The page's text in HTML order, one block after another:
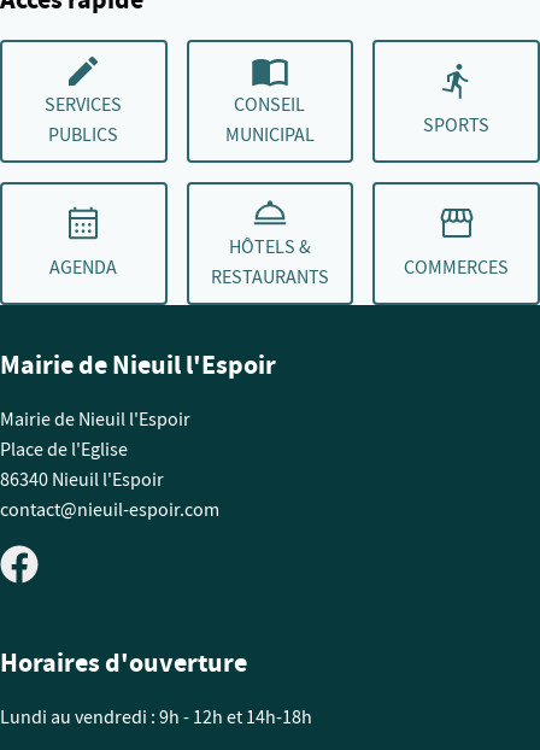
SERVICES
PUBLICS
CONSEIL
MUNICIPAL
SPORTS
AGENDA
HÔTELS &
RESTAURANTS
COMMERCES
Mairie de Nieuil l'Espoir
Mairie de Nieuil l'Espoir
Place de l'Eglise
86340 Nieuil l'Espoir
contact@nieuil-espoir.com
Horaires d'ouverture
Lundi au vendredi : 9h - 12h et 14h-18h